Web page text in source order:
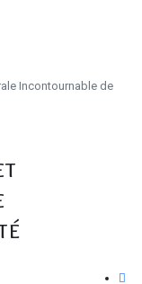
Incontournable de